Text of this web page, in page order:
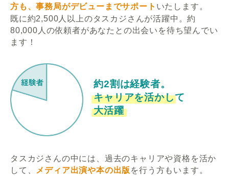
方も、事務局がデビューまでサポート いたします。
既に約2,500人以上のタスカジさんが活躍中。約
80,000人の依頼者があなたとの出会いを待ち望んでい
ます！
約2割は経験者。
キャリアを活かして
大活躍
タスカジさんの中には、過去のキャリアや資格を活か
して、
メディア出演や本の出版 を行う方もいます。